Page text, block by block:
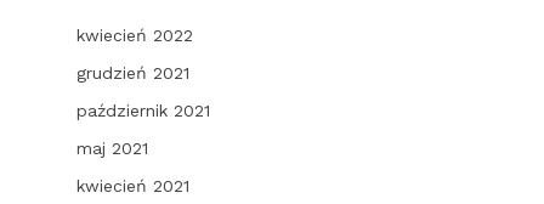
kwiecień 2022
grudzień 2021
październik 2021
maj 2021
kwiecień 2021